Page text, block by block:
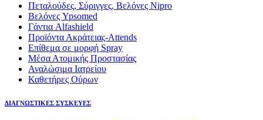
Πεταλούδες, Σύριγγες, Βελόνες Nipro
Βελόνες Ypsomed
Γάντια Alfashield
Προϊόντα Ακράτειας-Attends
Επίθεμα σε μορφή Spray
Μέσα Ατομικής Προστασίας
Αναλώσιμα Ιατρείου
Καθετήρες Ούρων
ΔΙΑΓΝΩΣΤΙΚΕΣ ΣΥΣΚΕΥΕΣ